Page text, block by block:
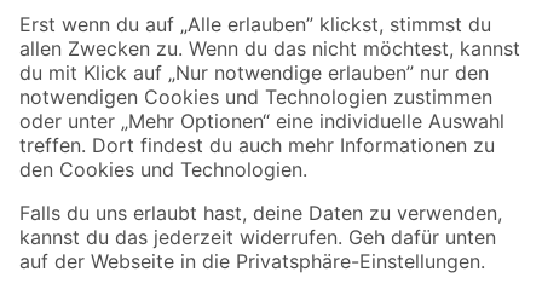
Sicher einkaufen
Jetzt die toom-App herunterladen
Alle Preisangaben in EUR inkl. gesetzl. MwSt.. Die dargestellten Angebote sind unter
Umständen nicht in allen Märkten verfügbar. Die angegebenen Verfügbarkeiten beziehen